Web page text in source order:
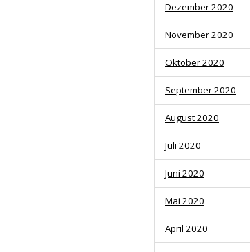
Dezember 2020
November 2020
Oktober 2020
September 2020
August 2020
Juli 2020
Juni 2020
Mai 2020
April 2020